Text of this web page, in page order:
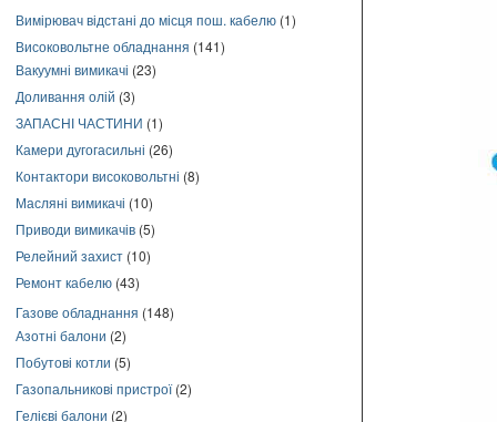
Вимірювач відстані до місця пош. кабелю (1)
Високовольтне обладнання (141)
Вакуумні вимикачі (23)
Доливання олій (3)
ЗАПАСНІ ЧАСТИНИ (1)
Камери дугогасильні (26)
Контактори високовольтні (8)
Масляні вимикачі (10)
Приводи вимикачів (5)
Релейний захист (10)
Ремонт кабелю (43)
Газове обладнання (148)
Азотні балони (2)
Побутові котли (5)
Газопальникові пристрої(2)
Гелієві балони (2)